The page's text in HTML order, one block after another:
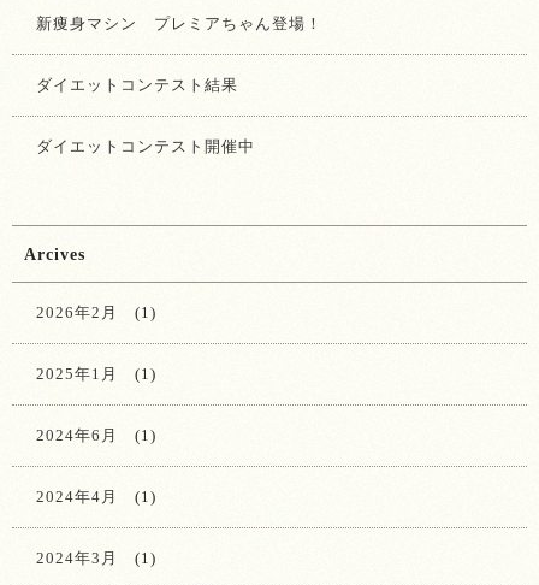
新痩身マシン プレミアちゃん登場！
ダイエットコンテスト結果
ダイエットコンテスト開催中
Arcives
2026年2月 (1)
2025年1月 (1)
2024年6月 (1)
2024年4月 (1)
2024年3月 (1)